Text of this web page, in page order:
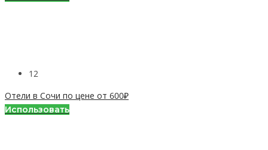
12
Отели в Сочи по цене от 600₽
Использовать